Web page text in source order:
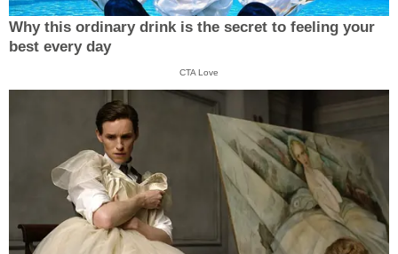
Why this ordinary drink is the secret to feeling your
best every day
CTA Love